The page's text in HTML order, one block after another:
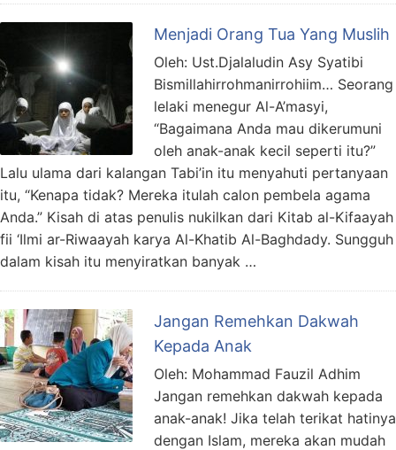
Menjadi Orang Tua Yang Muslih
Oleh: Ust.Djalaludin Asy Syatibi
Bismillahirrohmanirrohiim… Seorang
lelaki menegur Al-A’masyi,
“Bagaimana Anda mau dikerumuni
oleh anak-anak kecil seperti itu?”
Lalu ulama dari kalangan Tabi’in itu menyahuti pertanyaan
itu, “Kenapa tidak? Mereka itulah calon pembela agama
Anda.” Kisah di atas penulis nukilkan dari Kitab al-Kifaayah
fii ‘Ilmi ar-Riwaayah karya Al-Khatib Al-Baghdady. Sungguh
dalam kisah itu menyiratkan banyak …
Jangan Remehkan Dakwah
Kepada Anak
Oleh: Mohammad Fauzil Adhim
Jangan remehkan dakwah kepada
anak-anak! Jika telah terikat hatinya
dengan Islam, mereka akan mudah